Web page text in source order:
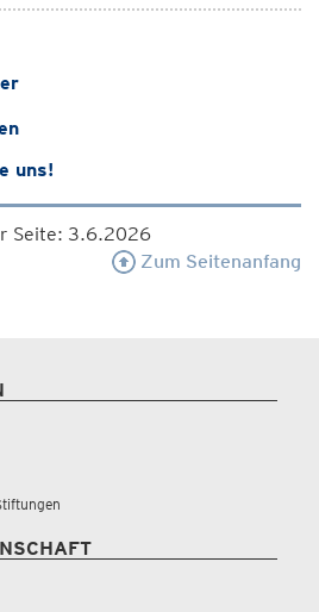
uns!
Seite: 3.6.2026
Zum Seitenanfang